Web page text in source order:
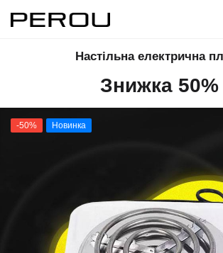
Настільна електрична
Знижка 50%
-50% Новинка